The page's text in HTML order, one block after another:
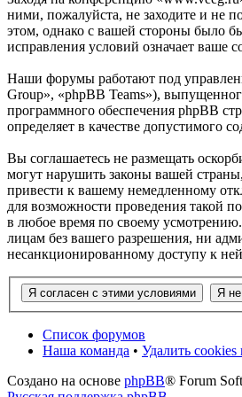
ними, пожалуйста, не заходите и не
этом, однако с вашей стороны было
исправления условий означает ваше
Наши форумы работают под
Group», «phpBB Teams»),
программного обеспечения phpBB
определяет в качестве допустимого
Вы соглашаетесь не размещать
могут нарушить законы вашей
привести к вашему немедленному
для возможности проведения такой
в любое время по своему
лицам без вашего разрешения, ни
несанкционированному доступу к
Список форумов
Наша команда • Удалить
Создано на основе phpBB® Forum